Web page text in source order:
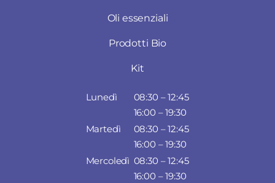
Oli essenziali
Prodotti Bio
Kit
Lunedì
08:30 – 12:45
16:00 – 19:30
Martedì
08:30 – 12:45
16:00 – 19:30
Mercoledì 08:30 – 12:45
16:00 – 19:30